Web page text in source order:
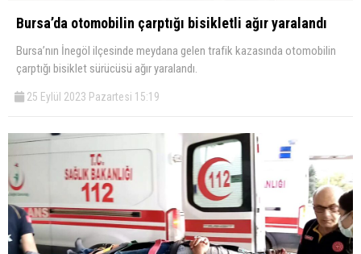
Bursa’da otomobilin çarptığı bisikletli ağır yaralandı
Bursa’nın İnegöl ilçesinde meydana gelen trafik kazasında otomobilin
çarptığı bisiklet sürücüsü ağır yaralandı.
25 Eylül 2023 Pazartesi 15:19